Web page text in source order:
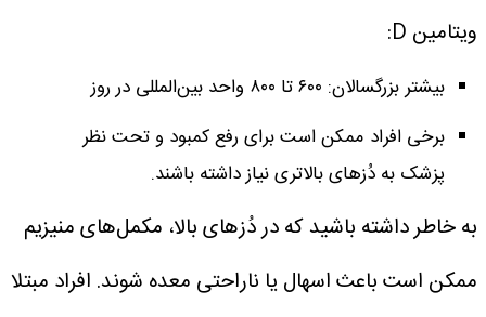
ویتامین D:
بیشتر بزرگسالان: ۶۰۰ تا ۸۰۰ واحد بین‌المللی در روز
برخی افراد ممکن است برای رفع کمبود و تحت نظر
پزشک به دُزهای بالاتری نیاز داشته باشند.
به خاطر داشته باشید که در دُزهای بالا، مکمل‌های منیزیم
ممکن است باعث اسهال یا ناراحتی معده شوند. افراد مبتلا